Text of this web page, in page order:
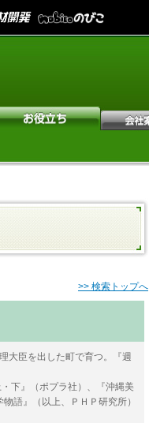
>> 検索トップへ
大臣を出した町で育つ。『週
下』（ポプラ社）、『沖縄美
語』（以上、ＰＨＰ研究所）